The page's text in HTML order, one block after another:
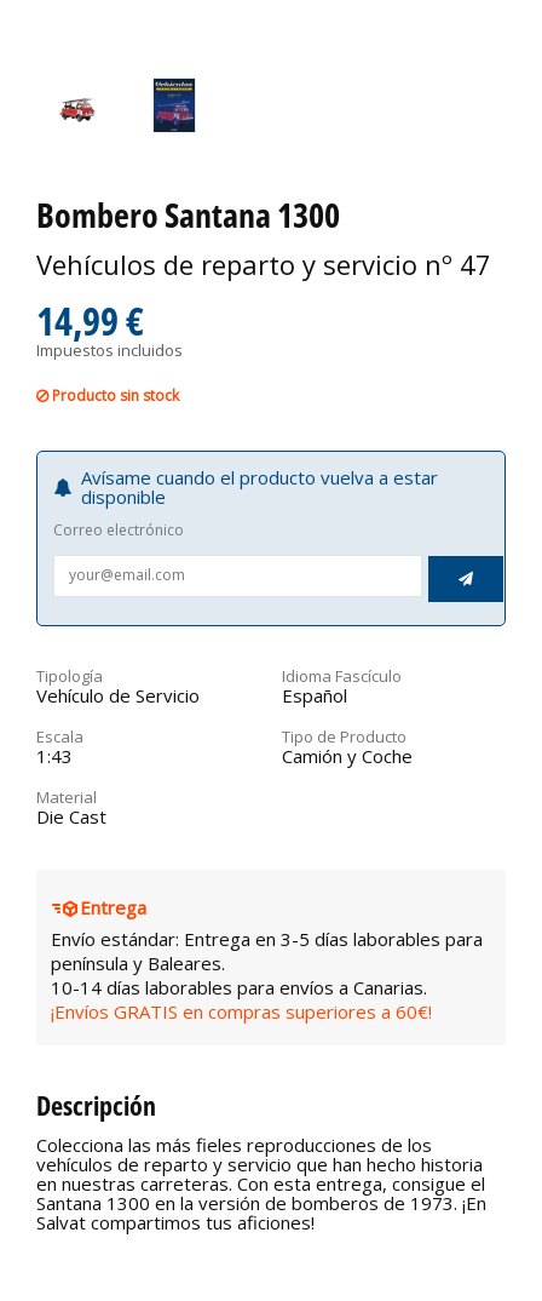
Bombero Santana 1300
Vehículos de reparto y servicio nº 47
14,99 €
Impuestos incluidos
Producto sin stock
Avísame cuando el producto vuelva a estar
disponible
Correo electrónico

Tipología
Vehículo de Servicio
Idioma Fascículo
Español
Escala
1:43
Tipo de Producto
Camión y Coche
Material
Die Cast
Entrega
Envío estándar: Entrega en 3-5 días laborables para
península y Baleares.
10-14 días laborables para envíos a Canarias.
¡Envíos GRATIS en compras superiores a 60€!
Descripción
Colecciona las más fieles reproducciones de los
vehículos de reparto y servicio que han hecho historia
en nuestras carreteras. Con esta entrega, consigue el
Santana 1300 en la versión de bomberos de 1973. ¡En
Salvat compartimos tus aficiones!